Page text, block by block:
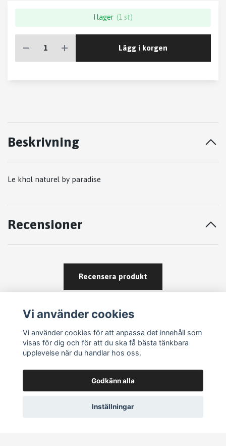
I lager (1 st)
Lägg i korgen
Beskrivning
Le khol naturel by paradise
Recensioner
Recensera produkt
Om köp och returer
Vi använder cookies
Vi använder cookies för att anpassa det innehåll som
visas för dig och för att du ska få bästa tänkbara
upplevelse när du handlar hos oss.
Godkänn alla
Inställningar